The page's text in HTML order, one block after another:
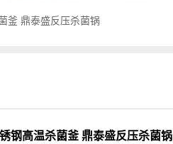
釜 鼎泰盛反压杀菌锅
钢高温杀菌釜 鼎泰盛反压杀菌锅